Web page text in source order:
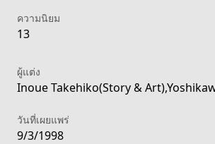
ความนิยม
13
ผู้แต่ง
Inoue Takehiko(Story &
วันที่เผยแพร่
9/3/1998